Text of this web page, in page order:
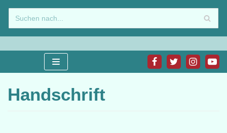
Zum
Inhalt
springen
Handschrift